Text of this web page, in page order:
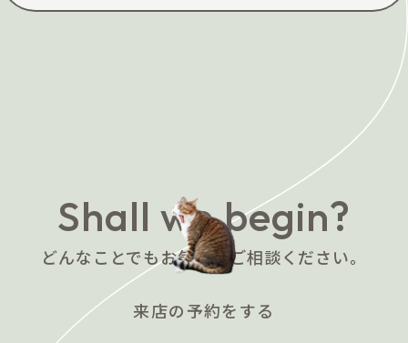
Shall we begin?
どんなことでもお気軽にご相談ください。
来店の予約をする